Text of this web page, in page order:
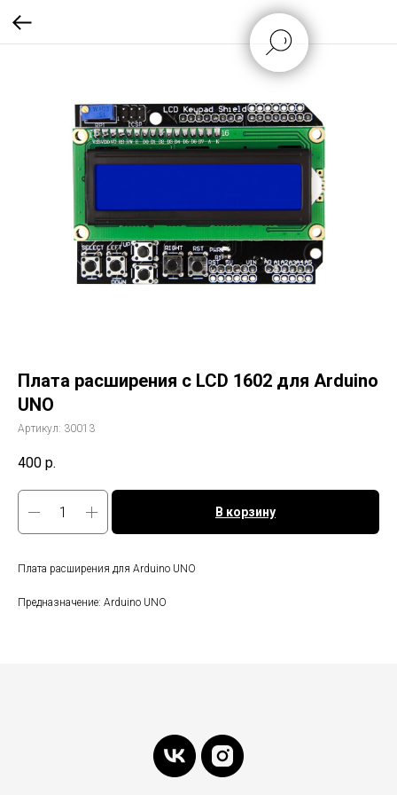
Плата расширения с LCD 1602 для Arduino
UNO
Артикул: 30013
400 р.
В корзину
Плата расширения для Arduino UNO
Предназначение: Arduino UNO